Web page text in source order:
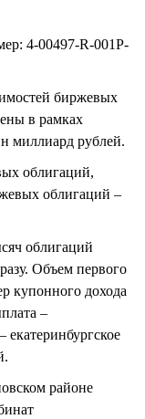
4-00497-R-001P-
биржевых
в рамках
миллиард рублей.
облигаций,
облигаций –
облигаций
Объем первого
купонного дохода
–
районе